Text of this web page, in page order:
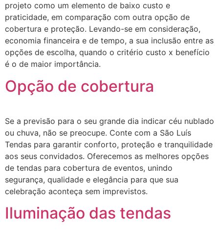
projeto como um elemento de baixo custo e
praticidade, em comparação com outra opção de
cobertura e proteção. Levando-se em consideração,
economia financeira e de tempo, a sua inclusão entre as
opções de escolha, quando o critério custo x benefício
é o de maior importância.
Opção de cobertura
Se a previsão para o seu grande dia indicar céu nublado
ou chuva, não se preocupe. Conte com a São Luís
Tendas para garantir conforto, proteção e tranquilidade
aos seus convidados. Oferecemos as melhores opções
de tendas para cobertura de eventos, unindo
segurança, qualidade e elegância para que sua
celebração aconteça sem imprevistos.
Iluminação das tendas